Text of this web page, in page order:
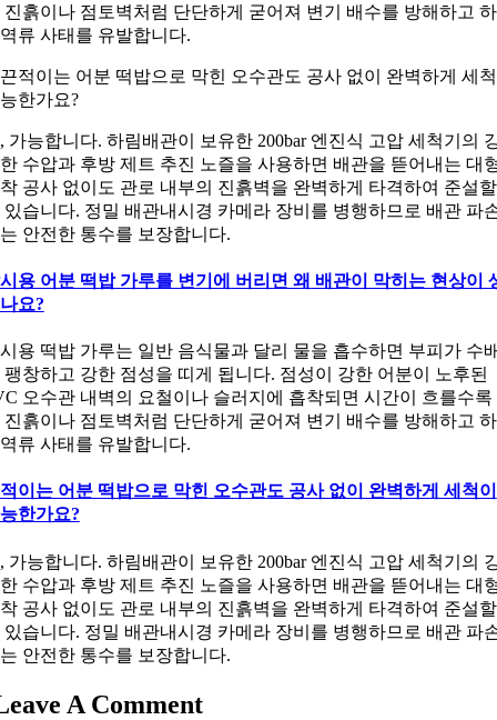
진흙이나 점토벽처럼 단단하게 굳어져 변기 배수를 방해하고
류 사태를 유발합니다.
적이는 어분 떡밥으로 막힌 오수관도 공사 없이 완벽하게 세
한가요?
가능합니다. 하림배관이 보유한 200bar 엔진식 고압 세척기의
수압과 후방 제트 추진 노즐을 사용하면 배관을 뜯어내는 대
공사 없이도 관로 내부의 진흙벽을 완벽하게 타격하여 준설할
있습니다. 정밀 배관내시경 카메라 장비를 병행하므로 배관 파
안전한 통수를 보장합니다.
용 어분 떡밥 가루를 변기에 버리면 왜 배관이 막히는 현상이
요?
용 떡밥 가루는 일반 음식물과 달리 물을 흡수하면 부피가 수
팽창하고 강한 점성을 띠게 됩니다. 점성이 강한 어분이 노후된
오수관 내벽의 요철이나 슬러지에 흡착되면 시간이 흐를수록
진흙이나 점토벽처럼 단단하게 굳어져 변기 배수를 방해하고
류 사태를 유발합니다.
이는 어분 떡밥으로 막힌 오수관도 공사 없이 완벽하게 세척이
한가요?
가능합니다. 하림배관이 보유한 200bar 엔진식 고압 세척기의
수압과 후방 제트 추진 노즐을 사용하면 배관을 뜯어내는 대
공사 없이도 관로 내부의 진흙벽을 완벽하게 타격하여 준설할
있습니다. 정밀 배관내시경 카메라 장비를 병행하므로 배관 파
안전한 통수를 보장합니다.
A Comment